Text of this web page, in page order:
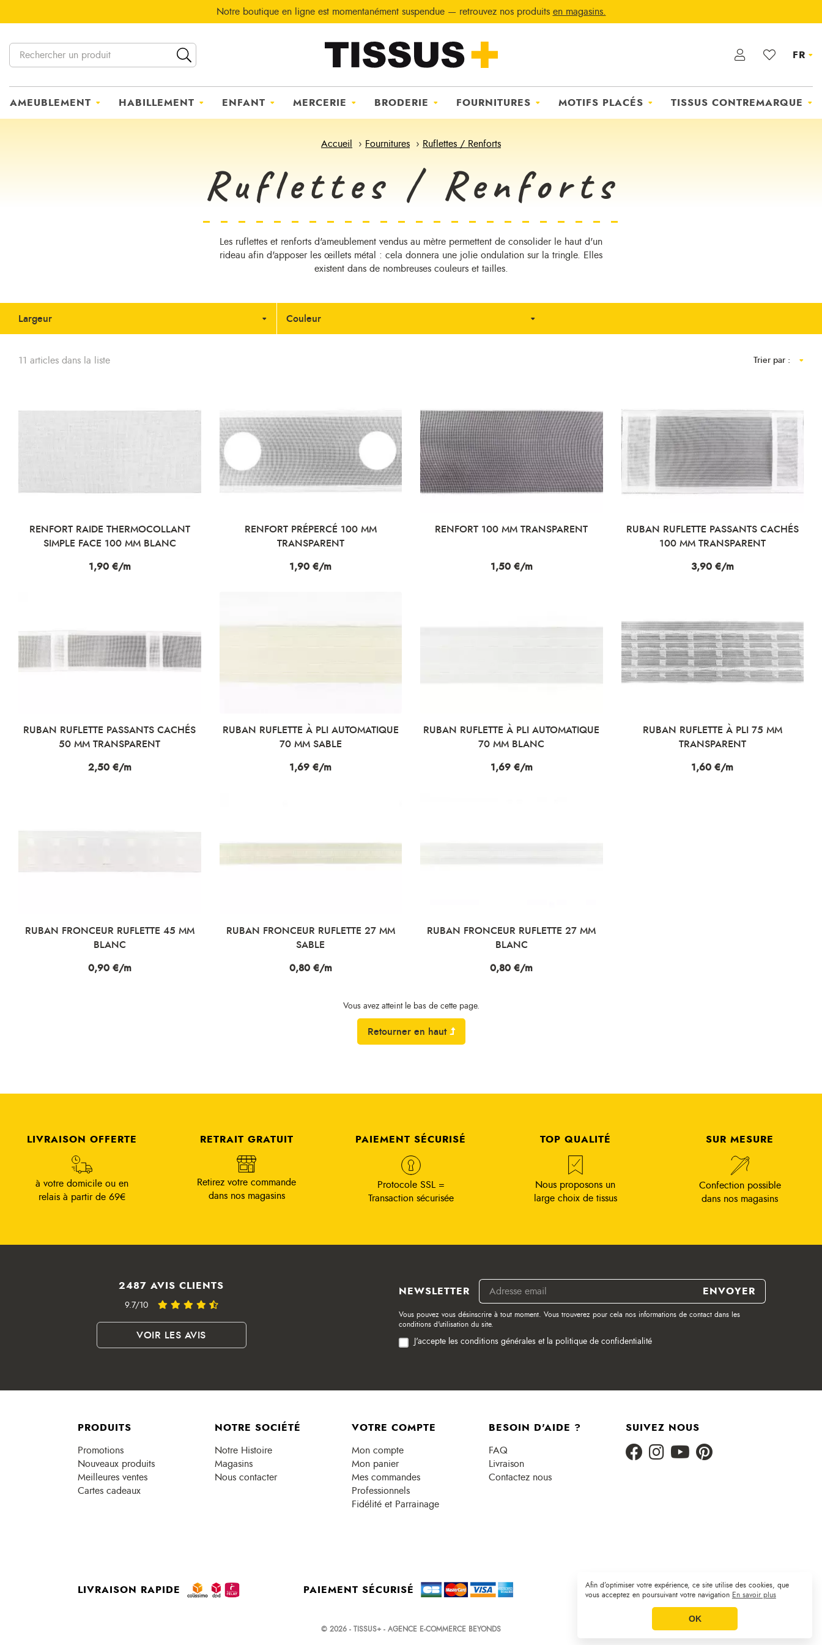
Afin d’optimiser votre expérience, ce site utilise des cookies, que
vous acceptez en poursuivant votre navigation En savoir plus
OK
Notre boutique en ligne est momentanément suspendue — retrouvez nos produits en magasins.
FR
AMEUBLEMENT HABILLEMENT ENFANT MERCERIE BRODERIE FOURNITURES MOTIFS PLACÉS TISSUS CONTREMARQUE
Accueil Fournitures Ruflettes / Renforts
Ruflettes / Renforts
Les ruflettes et renforts d'ameublement vendus au mètre permettent de consolider le haut d'un
rideau afin d'apposer les œillets métal : cela donnera une jolie ondulation sur la tringle. Elles
existent dans de nombreuses couleurs et tailles.
Largeur Couleur
11 articles dans la liste Trier par :
RENFORT RAIDE THERMOCOLLANT
SIMPLE FACE 100 MM BLANC
Prix
1,90 €/m
RENFORT PRÉPERCÉ 100 MM
TRANSPARENT
Prix
1,90 €/m
RENFORT 100 MM TRANSPARENT
Prix
1,50 €/m
RUBAN RUFLETTE PASSANTS CACHÉS
100 MM TRANSPARENT
Prix
3,90 €/m
RUBAN RUFLETTE PASSANTS CACHÉS
50 MM TRANSPARENT
Prix
2,50 €/m
RUBAN RUFLETTE À PLI AUTOMATIQUE
70 MM SABLE
Prix
1,69 €/m
RUBAN RUFLETTE À PLI AUTOMATIQUE
70 MM BLANC
Prix
1,69 €/m
RUBAN RUFLETTE À PLI 75 MM
TRANSPARENT
Prix
1,60 €/m
RUBAN FRONCEUR RUFLETTE 45 MM
BLANC
Prix
0,90 €/m
RUBAN FRONCEUR RUFLETTE 27 MM
SABLE
Prix
0,80 €/m
RUBAN FRONCEUR RUFLETTE 27 MM
BLANC
Prix
0,80 €/m
Vous avez atteint le bas de cette page.
Retourner en haut
LIVRAISON OFFERTE
à votre domicile ou en
relais à partir de 69€
RETRAIT GRATUIT
Retirez votre commande
dans nos magasins
PAIEMENT SÉCURISÉ
Protocole SSL =
Transaction sécurisée
TOP QUALITÉ
Nous proposons un
large choix de tissus
SUR MESURE
Confection possible
dans nos magasins
2487 AVIS CLIENTS
9.7/10
VOIR LES AVIS
NEWSLETTER
Vous pouvez vous désinscrire à tout moment. Vous trouverez pour cela nos informations de contact dans les
conditions d'utilisation du site.
J'accepte les conditions générales et la politique de confidentialité
PRODUITS
Promotions
Nouveaux produits
Meilleures ventes
Cartes cadeaux
NOTRE SOCIÉTÉ
Notre Histoire
Magasins
Nous contacter
VOTRE COMPTE
Mon compte
Mon panier
Mes commandes
Professionnels
Fidélité et Parrainage
BESOIN D'AIDE ?
FAQ
Livraison
Contactez nous
SUIVEZ NOUS
LIVRAISON RAPIDE PAIEMENT SÉCURISÉ Plan du site | CGV | Mentions légales
© 2026 - TISSUS+ - AGENCE E-COMMERCE BEYONDS